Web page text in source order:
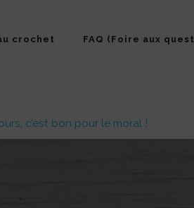
crochet FAQ (Foire aux
c’est bon pour le moral !